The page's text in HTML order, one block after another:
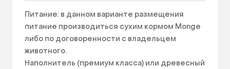
Питание: в данном варианте размещения
питание производиться сухим кормом Monge
либо по договоренности с владельцем
животного.
Наполнитель (премиум класса) или древесный